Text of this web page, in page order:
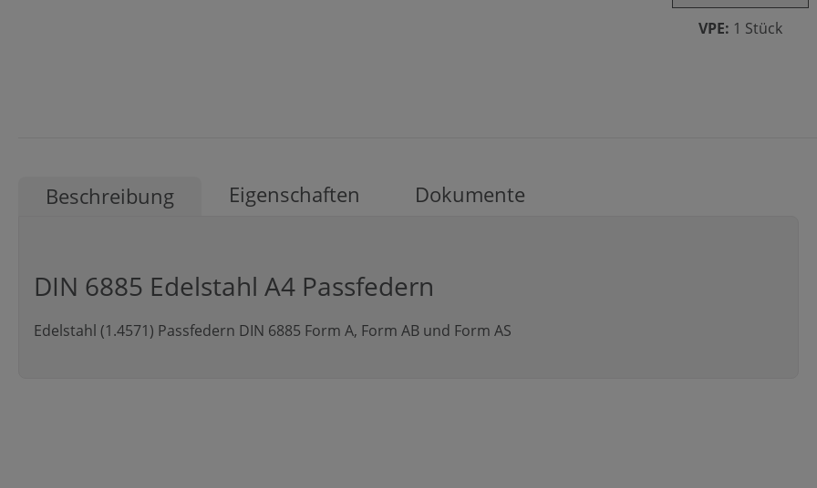
VPE: 1 Stück
Beschreibung Eigenschaften Dokumente
DIN 6885 Edelstahl A4 Passfedern
Edelstahl (1.4571) Passfedern DIN 6885 Form A, Form AB und Form AS